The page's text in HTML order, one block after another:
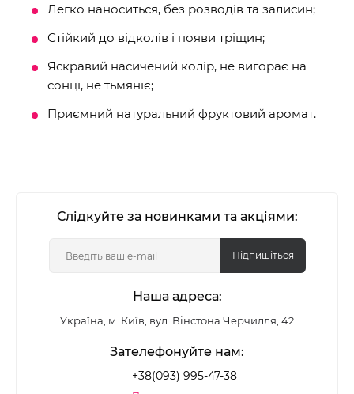
Легко наноситься, без розводів та залисин;
Стійкий до відколів і появи тріщин;
Яскравий насичений колір, не вигорає на
сонці, не тьмяніє;
Приємний натуральний фруктовий аромат.
Слідкуйте за новинками та акціями:
Підпишіться
Наша адреса:
Україна, м. Київ, вул. Вінстона Черчилля, 42
Зателефонуйте нам:
+38(093) 995-47-38